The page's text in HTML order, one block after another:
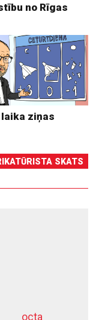
no Rīgas
ziņas
SKATS
octa
dziļurbums